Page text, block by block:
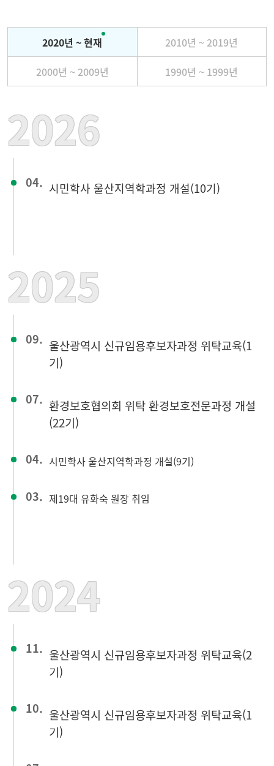
자격증
게시판
교직원 소개
2020년 ~ 현재
2010년 ~ 2019년
2000년 ~ 2009년
1990년 ~ 1999년
2026
04. 시민학사 울산지역학과정 개설(10기)
2025
09. 울산광역시 신규임용후보자과정 위탁교육(1
기)
07. 환경보호협의회 위탁 환경보호전문과정 개설
(22기)
04. 시민학사 울산지역학과정 개설(9기)
03. 제19대 유화숙 원장 취임
2024
11. 울산광역시 신규임용후보자과정 위탁교육(2
기)
10. 울산광역시 신규임용후보자과정 위탁교육(1
기)